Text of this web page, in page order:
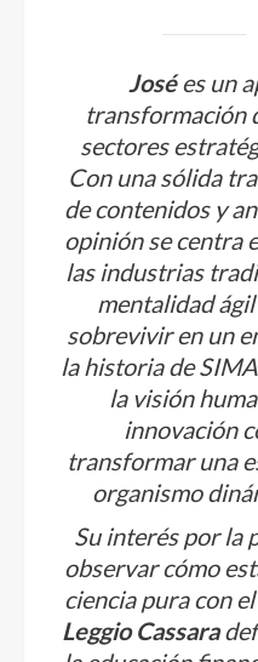
Josées un
transformación
sectores
Con una sólida
de contenidos y
opinión se centra
las industrias
mentalidad
sobrevivir en un
la historia de
la visión
innovación
transformar una
organismo
Su interés por la
observar cómo
ciencia pura con
Leggio Cassara